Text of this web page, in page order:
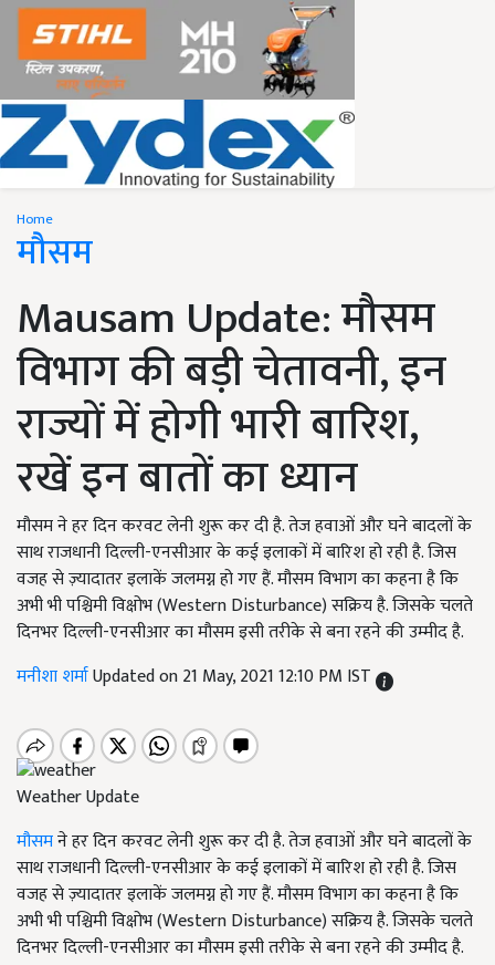
Home
मौसम
Mausam Update: मौसम
विभाग की बड़ी चेतावनी, इन
राज्यों में होगी भारी बारिश,
रखें इन बातों का ध्यान
मौसम ने हर दिन करवट लेनी शुरू कर दी है. तेज हवाओं और घने बादलों के
साथ राजधानी दिल्ली-एनसीआर के कई इलाकों में बारिश हो रही है. जिस
वजह से ज़्यादातर इलाकें जलमग्न हो गए हैं. मौसम विभाग का कहना है कि
अभी भी पश्चिमी विक्षोभ (Western Disturbance) सक्रिय है. जिसके चलते
दिनभर दिल्ली-एनसीआर का मौसम इसी तरीके से बना रहने की उम्मीद है.
मनीशा शर्माUpdated on 21 May, 2021 12:10 PM IST
Weather Update
मौसमने हर दिन करवट लेनी शुरू कर दी है. तेज हवाओं और घने बादलों के
साथ राजधानी दिल्ली-एनसीआर के कई इलाकों में बारिश हो रही है. जिस
वजह से ज़्यादातर इलाकें जलमग्न हो गए हैं. मौसम विभाग का कहना है कि
अभी भी पश्चिमी विक्षोभ (Western Disturbance)सक्रिय है. जिसके चलते
दिनभर दिल्ली-एनसीआर का मौसम इसी तरीके से बना रहने की उम्मीद है.